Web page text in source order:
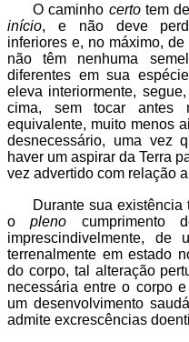
O caminho certo tem
início, e não deve
inferiores e, no máximo,
não têm nenhuma
diferentes em sua
eleva interiormente,
cima, sem tocar antes
equivalente, muito menos
desnecessário, uma vez
haver um aspirar da Terra
vez advertido com relação
Durante sua existência
opleno cumprimento
imprescindivelmente, de
terrenalmente em estado
do corpo, tal alteração
necessária entre o corpo
um desenvolvimento
admite excrescências